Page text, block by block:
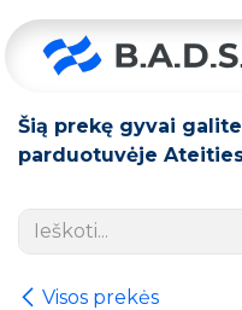
Šią prekę gyvai
parduotuvėje
Visos prekės